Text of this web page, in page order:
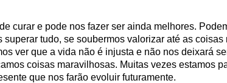
curar e pode nos fazer ser ainda melhores.
superar tudo, se soubermos valorizar até as coisas
ver que a vida não é injusta e não nos deixará
coisas maravilhosas. Muitas vezes estamos
que nos farão evoluir futuramente.